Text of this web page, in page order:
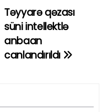
Təyyarə qəzası
süni intellektlə
anbaan
canlandırıldı